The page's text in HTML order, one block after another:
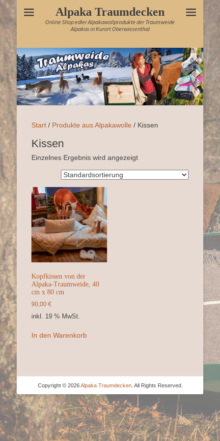
Alpaka Traumdecken
Online Shop edler Alpakawollprodukte der Traumweide
Alpakas in Kurort Oberwiesenthal
Start / Produkte aus Alpakawolle / Kissen
Kissen
Einzelnes Ergebnis wird angezeigt
Kopfkissen von der
Alpaka-Traumweide, 40
cm x 80 cm
90,00 €
inkl. 19 % MwSt.
In den Warenkorb
Copyright © 2026Alpaka Traumdecken. All Rights Reserved.